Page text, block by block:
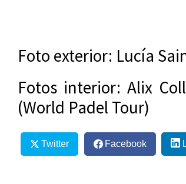
Foto exterior: Lucía
Fotos interior: Alix
(World Padel Tour)
Twitter Facebook